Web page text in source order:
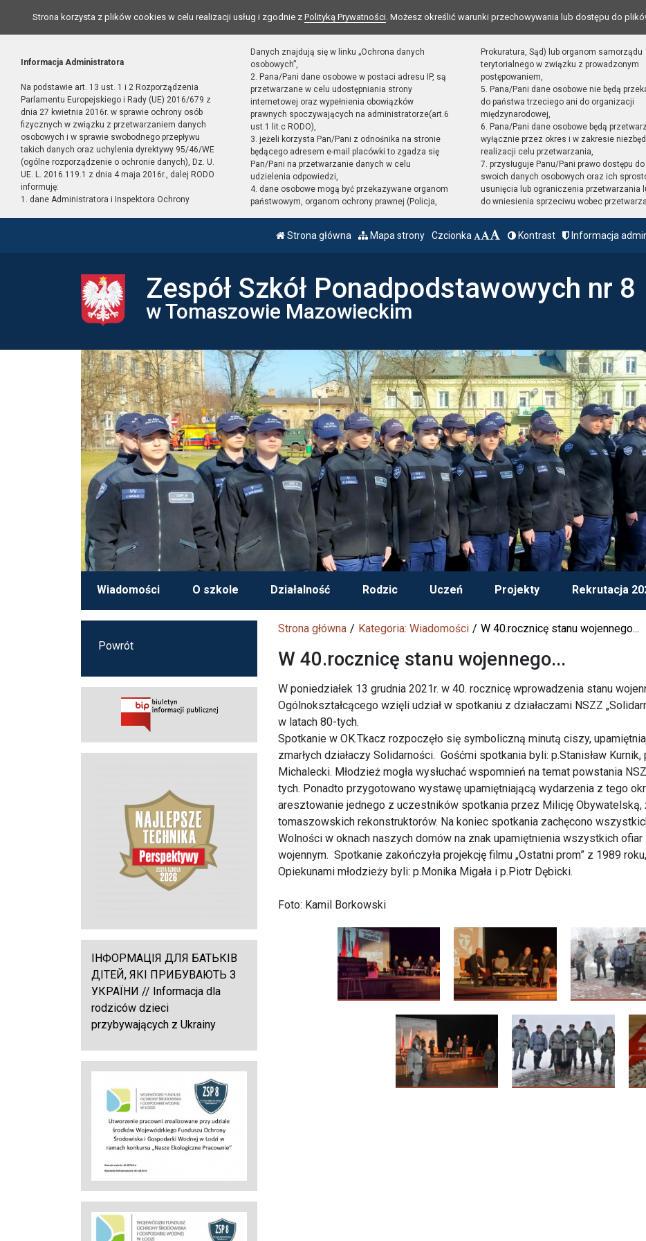
Strona korzysta z plików cookies w celu realizacji usług i zgodnie z Polityką Prywatności. Możesz określić warunki przechowywania lub dostępu do
Informacja Administratora
Na podstawie art. 13 ust. 1 i 2 Rozporządzenia
Parlamentu Europejskiego i Rady (UE) 2016/679 z
dnia 27 kwietnia 2016r. w sprawie ochrony osób
fizycznych w związku z przetwarzaniem danych
osobowych i w sprawie swobodnego przepływu
takich danych oraz uchylenia dyrektywy 95/46/WE
(ogólne rozporządzenie o ochronie danych), Dz. U.
UE. L. 2016.119.1 z dnia 4 maja 2016r., dalej RODO
informuję:
1. dane Administratora i Inspektora Ochrony
Danych znajdują się w linku „Ochrona danych
osobowych”,
2. Pana/Pani dane osobowe w postaci adresu IP, są
przetwarzane w celu udostępniania strony
internetowej oraz wypełnienia obowiązków
prawnych spoczywających na administratorze(art.6
ust.1 lit.c RODO),
3. jeżeli korzysta Pan/Pani z odnośnika na stronie
będącego adresem e-mail placówki to zgadza się
Pan/Pani na przetwarzanie danych w celu
udzielenia odpowiedzi,
4. dane osobowe mogą być przekazywane organom
państwowym, organom ochrony prawnej (Policja,
Prokuratura, Sąd) lub organom samorządu
terytorialnego w związku z prowadzonym
postępowaniem,
5. Pana/Pani dane osobowe nie będą
do państwa trzeciego ani do organizacji
międzynarodowej,
6. Pana/Pani dane osobowe będą
wyłącznie przez okres i w zakresie
realizacji celu przetwarzania,
7. przysługuje Panu/Pani prawo dostępu
swoich danych osobowych oraz ich
usunięcia lub ograniczenia przetwarzania
do wniesienia sprzeciwu wobec
Strona główna Mapa strony Czcionka Kontrast Informacja
Zespół Szkół Ponadpodstawowych nr 8
w Tomaszowie Mazowieckim
Wiadomości O szkole Działalność Rodzic Uczeń Projekty Rekrutacja
Strona główna Kategoria: Wiadomości W 40.rocznicę stanu wojennego...
W 40.rocznicę stanu wojennego...
W poniedziałek 13 grudnia 2021r. w 40. rocznicę wprowadzenia stanu
Ogólnokształcącego wzięli udział w spotkaniu z działaczami NSZZ
w latach 80-tych.
Spotkanie w OK.Tkacz rozpoczęło się symboliczną minutą ciszy,
zmarłych działaczy Solidarności. Gośćmi spotkania byli: p.Stanisław
Michalecki. Młodzież mogła wysłuchać wspomnień na temat powstania
tych. Ponadto przygotowano wystawę upamiętniającą wydarzenia z tego
aresztowanie jednego z uczestników spotkania przez Milicję Obywatelską,
tomaszowskich rekonstruktorów. Na koniec spotkania zachęcono
Wolności w oknach naszych domów na znak upamiętnienia wszystkich
wojennym. Spotkanie zakończyła projekcję filmu „Ostatni prom” z 1989
Opiekunami młodzieży byli: p.Monika Migała i p.Piotr Dębicki.
Foto: Kamil Borkowski
Powrót
ІНФОРМАЦІЯ ДЛЯ БАТЬКІВ
ДІТЕЙ, ЯКІ ПРИБУВАЮТЬ З
УКРАЇНИ // Informacja dla
rodziców dzieci
przybywających z Ukrainy